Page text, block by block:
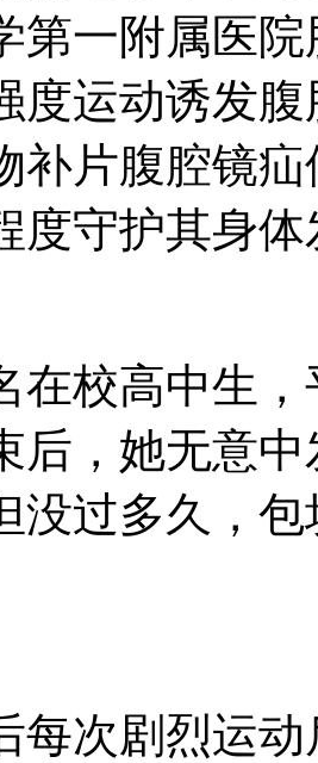
第一附属医
度运动诱发
补片腹腔镜
度守护其身
在校高中生
后，她无意
没过多久，
每次剧烈运